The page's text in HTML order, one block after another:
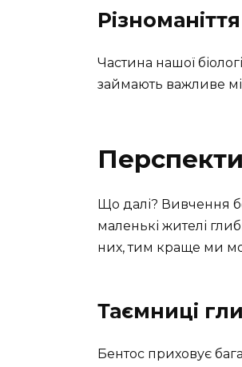
Частина нашої
займають важливе
Що далі? Вивчення
маленькі жителі
них, тим краще ми
Таємниці
Бентос приховує